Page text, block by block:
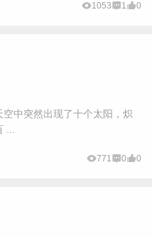
1053 1 0
突然出现了十个太阳，炽
771 0 0